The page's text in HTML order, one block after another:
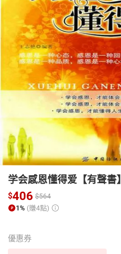
居家生活 3C家電
女裝
日本購物 電子/紙本書
HOT
学会感恩懂得爱【有聲書】
$406 $564
1% (賺4點)
優惠券